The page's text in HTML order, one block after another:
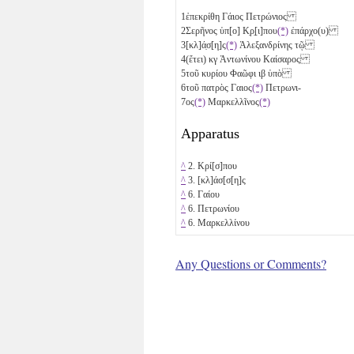
1ἐπεκρίθη Γάιος Πετρώνιος
2Σερῆνος ὑπ[ο] Κ̣ρ̣[ι]που(*) ἐπάρχο(υ)
3[κλ]ά̣σ[η]ς(*) Ἀλεξανδρίνης τῷ
4(ἔτει) κγ Ἀντωνίνου Καίσαρος
5τοῦ κυρίου Φαῶφι ιβ ὑπὸ
6τοῦ πατρὸς Γαιος(*) Πετρωνι-
7ος(*) Μαρκελλῖνος(*)
Apparatus
^ 2. Κρί[σ]που
^ 3. [κλ]άσ[σ[η]ς
^ 6. Γαίου
^ 6. Πετρωνίου
^ 6. Μαρκελλίνου
Any Questions or Comments?